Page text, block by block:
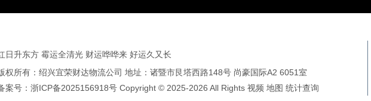
日升东方 霉运全清光 财运哗哗来 好运久又长
权所有：绍兴宜荣财达物流公司 地址：诸暨市艮塔西路148号 尚豪国际A2 6051室
案号： 浙ICP备2025156918号 Copyright © 2025-2026 All Rights 视频 地图 统计查询